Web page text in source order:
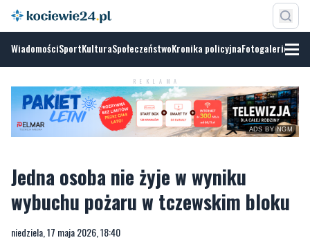
WiadomościSportKulturaSpołeczeństwoKronika policyjnaFotogalerie
REKLAMA
NGM
Jedna osoba nie żyje w wyniku
niedziela, 17 maja 2026, 18:40